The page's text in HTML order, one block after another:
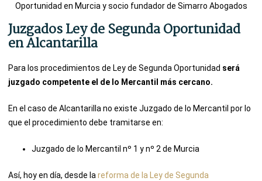
Oportunidad en Murcia y socio fundador de Simarro Abogados
Juzgados Ley de Segunda Oportunidad
en Alcantarilla
Para los procedimientos de Ley de Segunda Oportunidad será
juzgado competente el de lo Mercantil más cercano.
En el caso de Alcantarilla no existe Juzgado de lo Mercantil por lo
que el procedimiento debe tramitarse en:
Juzgado de lo Mercantil nº 1 y nº 2 de Murcia
Así, hoy en día, desde lareforma de la Ley de Segunda